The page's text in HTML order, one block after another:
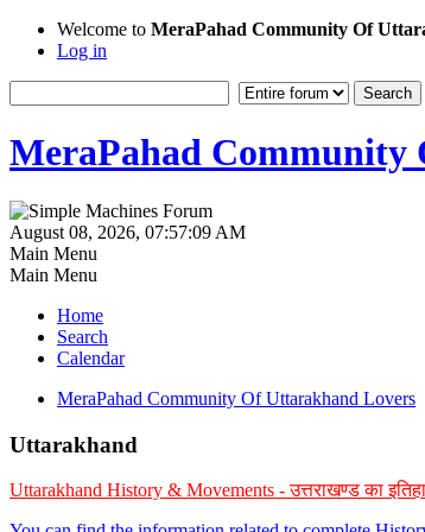
Welcome to MeraPahad Community Of
Log in
MeraPahad
August 08, 2026, 07:57:09 AM
Main Menu
Main Menu
Home
Search
Calendar
MeraPahad Community Of Uttarakhand Lovers
Uttarakhand
Uttarakhand History & Movements - उत्तराखण्ड का